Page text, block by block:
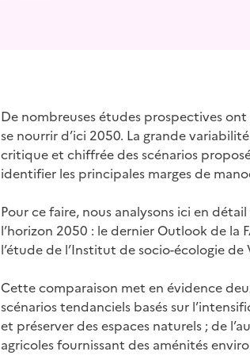
De nombreuses études prospectives
se nourrir d’ici 2050. La grande
critique et chiffrée des scénarios
identifier les principales marges de
Pour ce faire, nous analysons ici en
l’horizon 2050 : le dernier Outlook de la
l’étude de l’Institut de socio-écologie
Cette comparaison met en évidence
scénarios tendanciels basés sur
et préserver des espaces naturels ; de
agricoles fournissant des aménités